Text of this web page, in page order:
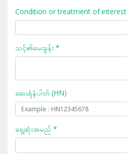
Condition or treatment of interest
သင့်၏မေးခွန်း *
ဆေးရုံနံပါတ် (HN)
ရှေ့ဆုံးအမည် *